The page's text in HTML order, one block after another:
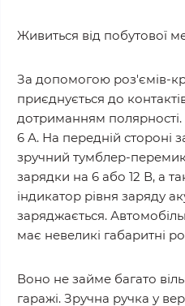
Живиться від побутової
За допомогою роз'ємів-
приєднується до
дотриманням
6 А. На передній стороні
зручний тумблер-
зарядки на 6 або 12 В, а
індикатор рівня заряду
заряджається.
має невеликі габаритні
Воно не займе багато
гаражі. Зручна ручка у